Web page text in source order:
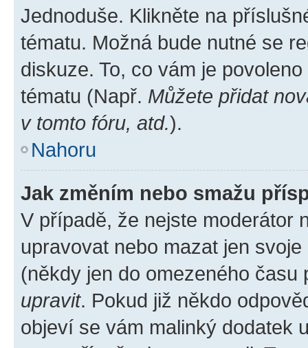
Jednoduše. Klikněte na
tématu. Možná bude nutné se
diskuze. To, co vám je
tématu (Např. Můžete přidat
v tomto fóru, atd.).
Nahoru
Jak změním nebo smažu
V případě, že nejste moderátor
upravovat nebo mazat jen
(někdy jen do omezeného
upravit. Pokud již někdo
objeví se vám malinký dodatek